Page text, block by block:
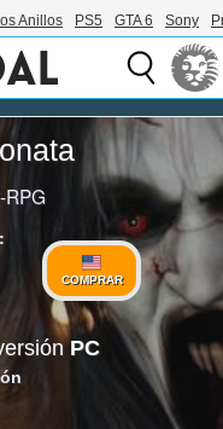
Anillos PS5 GTA 6 Sony
RPG
COMPRAR
PC